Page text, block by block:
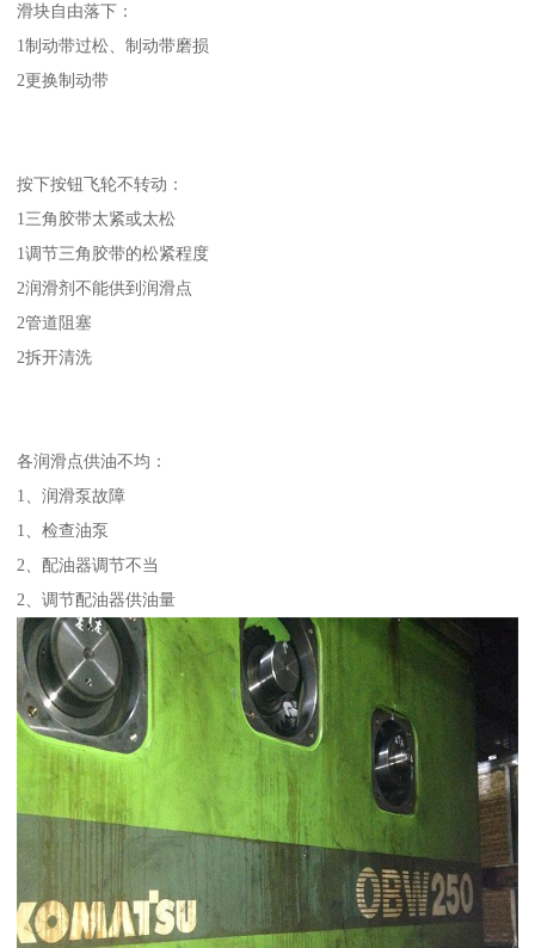
滑块自由落下：
1制动带过松、制动带磨损
2更换制动带
按下按钮飞轮不转动：
1三角胶带太紧或太松
1调节三角胶带的松紧程度
2润滑剂不能供到润滑点
2管道阻塞
2拆开清洗
各润滑点供油不均：
1、润滑泵故障
1、检查油泵
2、配油器调节不当
2、调节配油器供油量